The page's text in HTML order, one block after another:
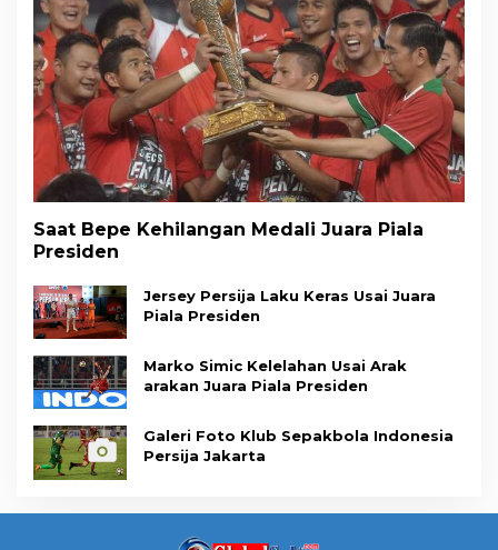
Saat Bepe Kehilangan Medali Juara Piala
Presiden
Jersey Persija Laku Keras Usai Juara
Piala Presiden
Marko Simic Kelelahan Usai Arak
arakan Juara Piala Presiden
Galeri Foto Klub Sepakbola Indonesia
Persija Jakarta